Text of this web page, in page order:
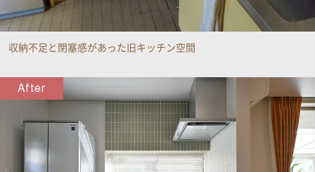
収納不足と閉塞感があった旧キッチン空間
After